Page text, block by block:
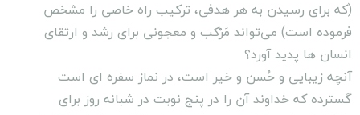
(که برای رسیدن به هر هدفی، ترکیب راه خاصی را مشخص
فرموده است) می‌تواند مَرْکب و معجونی برای رشد و ارتقای
انسان ها پدید آورد؟
آنچه زیبایی و حُسن و خیر است، در نماز سفره ای است
گسترده که خداوند آن را در پنج نوبت در شبانه روز برای